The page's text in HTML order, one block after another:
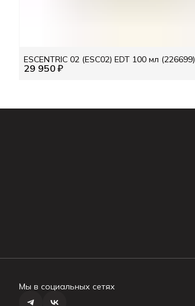
29 950 ₽
ESCENTRIC 02 (ESC02) EDT 100 мл (226699)
Мы в социальных сетях